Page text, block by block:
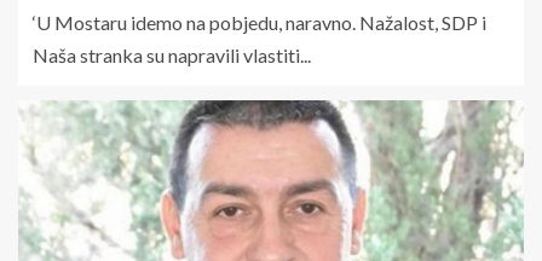
‘U Mostaru idemo na pobjedu, naravno. Nažalost, SDP i
Naša stranka su napravili vlastiti...